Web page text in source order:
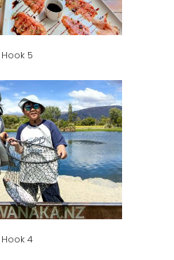
Hook 5
Hook 4